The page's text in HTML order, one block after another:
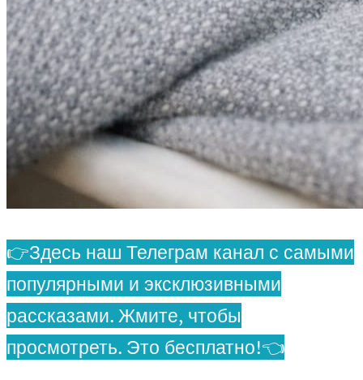
👉Здесь наш Телеграм канал с самыми
популярными и эксклюзивными
рассказами. Жмите, чтобы
просмотреть. Это бесплатно!👈